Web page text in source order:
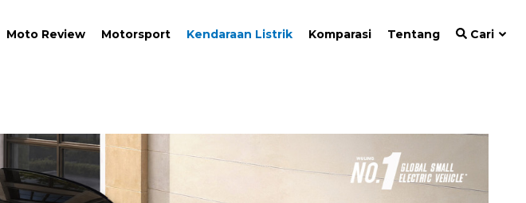
Moto Review Motorsport Kendaraan Listrik Komparasi Tentang Cari